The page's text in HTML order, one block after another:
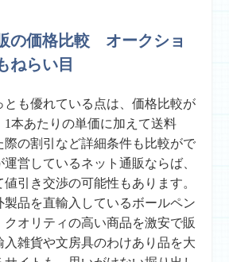
の価格比較 オークショ
ねらい目
とも優れている点は、価格比較が
1本あたりの単価に加えて送料
際の割引など詳細条件も比較がで
営しているネット通販ならば、
引き交渉の可能性もあります。
製品を直輸入しているボールペン
オリティの高い商品を激安で販
入雑貨や文房具のわけあり品を大